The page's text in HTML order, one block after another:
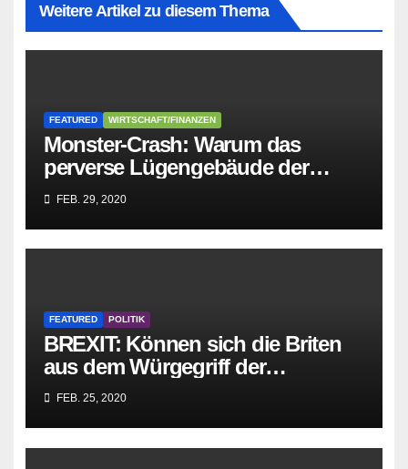
Weitere Artikel zu diesem Thema
FEATURED WIRTSCHAFT/FINANZEN
Monster-Crash: Warum das
perverse Lügengebäude der
Sozialisten in sich
zusammenbricht!
FEB. 29, 2020
FEATURED POLITIK
BREXIT: Können sich die Briten
aus dem Würgegriff der
parasitären EU-Mafia befreien?
FEB. 25, 2020